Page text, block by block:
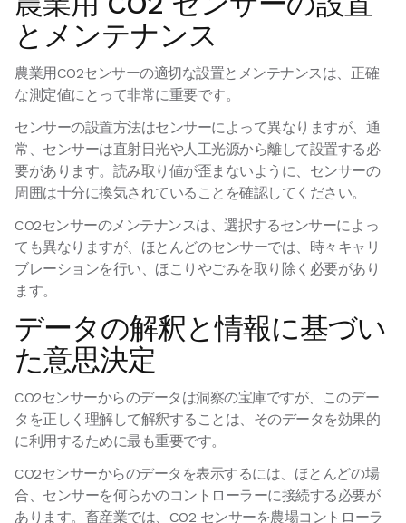
とメンテナンス
農業用CO2センサーの適切な設置とメンテナンスは、正確
な測定値にとって非常に重要です。
センサーの設置方法はセンサーによって異なりますが、通
常、センサーは直射日光や人工光源から離して設置する必
要があります。読み取り値が歪まないように、センサーの
周囲は十分に換気されていることを確認してください。
CO2センサーのメンテナンスは、選択するセンサーによっ
ても異なりますが、ほとんどのセンサーでは、時々キャリ
ブレーションを行い、ほこりやごみを取り除く必要があり
ます。
データの解釈と情報に基づい
た意思決定
CO2センサーからのデータは洞察の宝庫ですが、このデー
タを正しく理解して解釈することは、そのデータを効果的
に利用するために最も重要です。
CO2センサーからのデータを表示するには、ほとんどの場
合、センサーを何らかのコントローラーに接続する必要が
あります。畜産業では、CO2 センサーを農場コントローラ